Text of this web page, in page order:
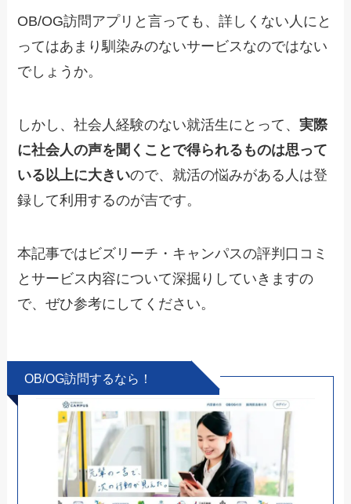
OB/OG訪問アプリと言っても、詳しくない人にと
ってはあまり馴染みのないサービスなのではない
でしょうか。
しかし、社会人経験のない就活生にとって、実際
に社会人の声を聞くことで得られるものは思って
いる以上に大きいので、就活の悩みがある人は登
録して利用するのが吉です。
本記事ではビズリーチ・キャンパスの評判口コミ
とサービス内容について深掘りしていきますの
で、ぜひ参考にしてください。
OB/OG訪問するなら！